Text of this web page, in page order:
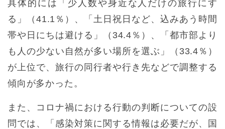
具体的には「少人数や身近な人だけの旅行にす
る」（41.1％）、「土日祝日など、込みあう時間
帯や日にちは避ける」（34.4％）、「都市部より
も人の少ない自然が多い場所を選ぶ」（33.4％）
が上位で、旅行の同行者や行き先などで調整する
傾向が多かった。
また、コロナ禍における行動の判断についての設
問では、「感染対策に関する情報は必要だが、国